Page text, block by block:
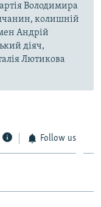
Володимира
колишній
Андрій
діяч,
Лютикова
Follow us